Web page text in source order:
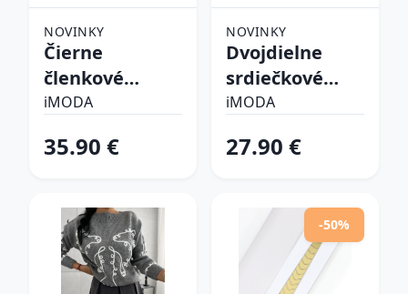
NOVINKY
Čierne
členkové
zateplené
iMODA
35.90 €
NOVINKY
Dvojdielne
srdiečkové
plavky
iMODA
27.90 €
-50%